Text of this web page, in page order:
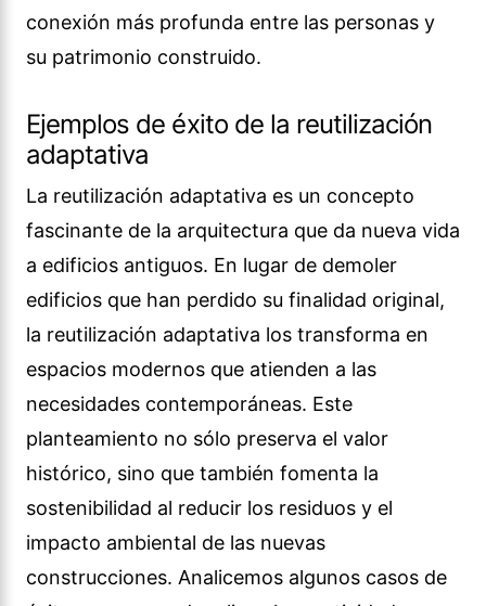
conexión más profunda entre las personas y
su patrimonio construido.
Ejemplos de éxito de la reutilización
adaptativa
La reutilización adaptativa es un concepto
fascinante de la arquitectura que da nueva vida
a edificios antiguos. En lugar de demoler
edificios que han perdido su finalidad original,
la reutilización adaptativa los transforma en
espacios modernos que atienden a las
necesidades contemporáneas. Este
planteamiento no sólo preserva el valor
histórico, sino que también fomenta la
sostenibilidad al reducir los residuos y el
impacto ambiental de las nuevas
construcciones. Analicemos algunos casos de